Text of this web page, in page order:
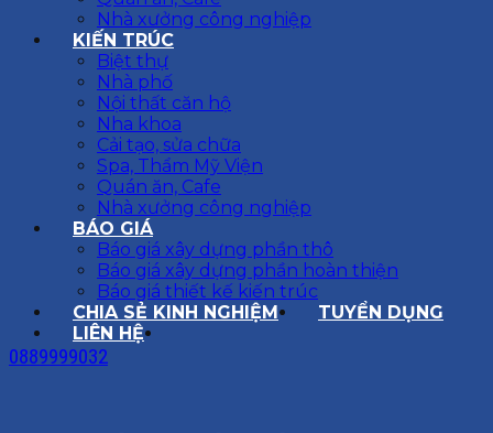
Nhà xưởng công nghiệp
KIẾN TRÚC
Biệt thự
Nhà phố
Nội thất căn hộ
Nha khoa
Cải tạo, sửa chữa
Spa, Thẩm Mỹ Viện
Quán ăn, Cafe
Nhà xưởng công nghiệp
BÁO GIÁ
Báo giá xây dựng phần thô
Báo giá xây dựng phần hoàn thiện
Báo giá thiết kế kiến trúc
CHIA SẺ KINH NGHIỆM
TUYỂN DỤNG
LIÊN HỆ
0889999032